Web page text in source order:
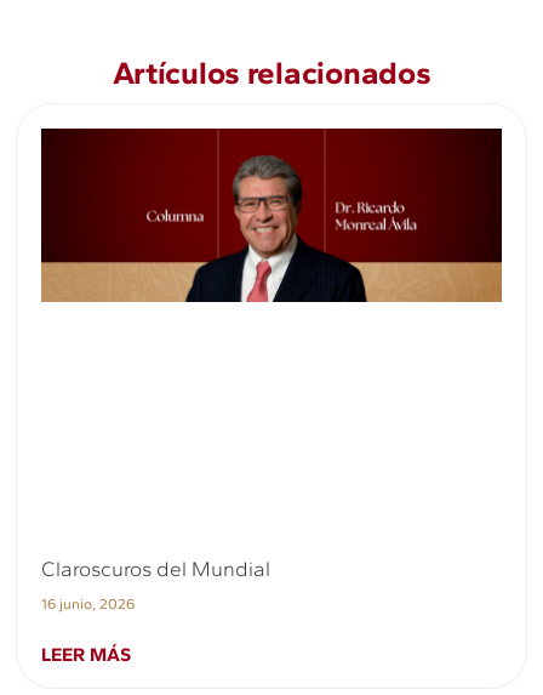
Artículos relacionados
Claroscuros del Mundial
16 junio, 2026
LEER MÁS